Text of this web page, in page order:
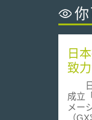
日
致
日
成立
メー
（